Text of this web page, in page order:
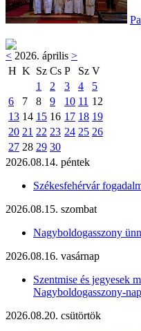
< 2026. április >
H K Sz Cs P Sz V
1
2 3 4
5
6
7 8 9 10 11 12
13 14 15 16 17 18 19
20 21 22 23 24 25 26
27 28 29 30
2026.08.14. péntek
Székesfehérvár
2026.08.15. szombat
Nagyboldogasszony
2026.08.16. vasárnap
Szentmise és jegyesek
Nagyboldogasszony-
2026.08.20. csütörtök